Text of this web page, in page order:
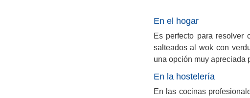
En el hogar
Es perfecto para resolver
salteados al wok con
una opción muy apreciada
En la hostelería
En las cocinas